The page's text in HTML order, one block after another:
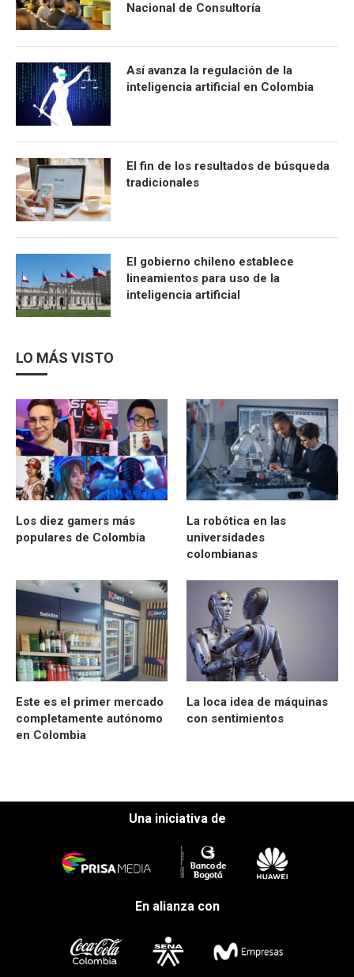
Nacional de Consultoría
Así avanza la regulación de la
inteligencia artificial en Colombia
El fin de los resultados de búsqueda
tradicionales
El gobierno chileno establece
lineamientos para uso de la
inteligencia artificial
LO MÁS VISTO
Los diez gamers más
populares de Colombia
La robótica en las
universidades
colombianas
Este es el primer mercado
completamente autónomo
en Colombia
La loca idea de máquinas
con sentimientos
Una iniciativa de
En alianza con